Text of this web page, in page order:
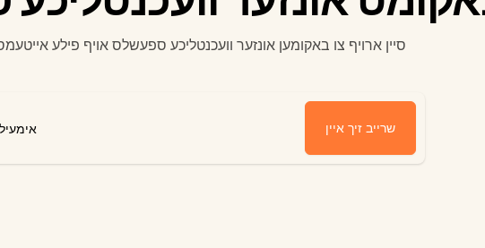
סיין ארויף צו באקומען אונזער וועכנטליכע ספעשלס אויף פילע
שרייב זיך איין